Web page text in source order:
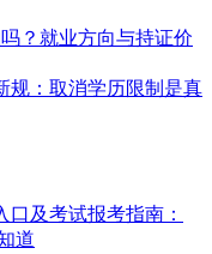
？就业方向与持证价
规：取消学历限制是真
口及考试报考指南：
道